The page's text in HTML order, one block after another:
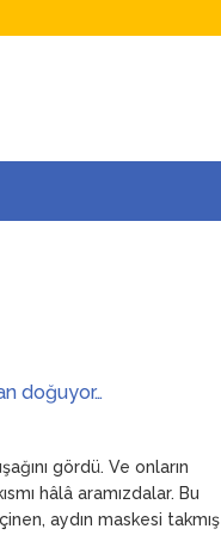
doğuyor…
gördü. Ve onların
hâlâ aramızdalar. Bu
aydın maskesi takmış